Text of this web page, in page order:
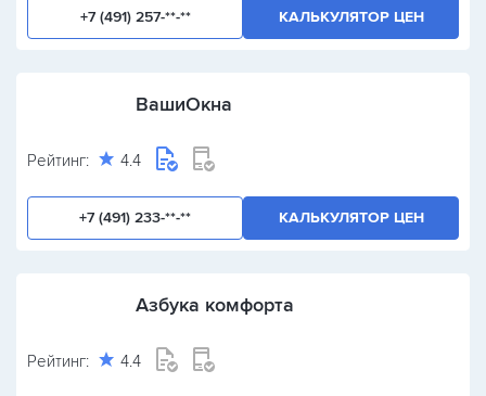
+7 (491) 257-**-** КАЛЬКУЛЯТОР ЦЕН
ВашиОкна
Рейтинг: 4.4
+7 (491) 233-**-** КАЛЬКУЛЯТОР ЦЕН
Азбука комфорта
Рейтинг: 4.4